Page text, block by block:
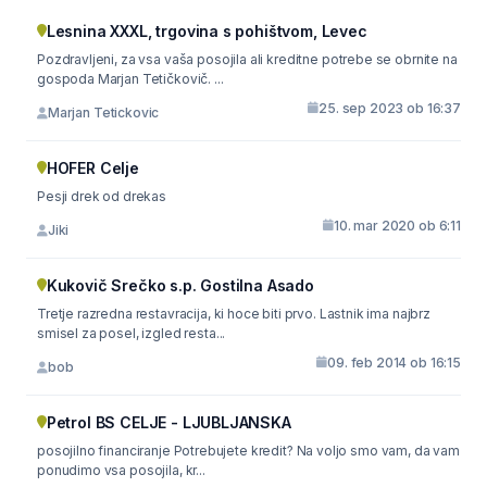
Lesnina XXXL, trgovina s pohištvom, Levec
Pozdravljeni, za vsa vaša posojila ali kreditne potrebe se obrnite na
gospoda Marjan Tetičkovič. ...
Marjan Tetickovic 25. sep 2023 ob 16:37
HOFER Celje
Pesji drek od drekas
Jiki 10. mar 2020 ob 6:11
Kukovič Srečko s.p. Gostilna Asado
Tretje razredna restavracija, ki hoce biti prvo. Lastnik ima najbrz
smisel za posel, izgled resta...
bob 09. feb 2014 ob 16:15
Petrol BS CELJE - LJUBLJANSKA
posojilno financiranje Potrebujete kredit? Na voljo smo vam, da vam
ponudimo vsa posojila, kr...